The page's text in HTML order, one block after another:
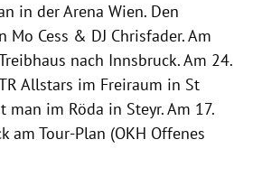
in der Arena Wien. Den
Cess & DJ Chrisfader. Am
nach Innsbruck. Am 24.
Allstars im Freiraum in St
man im Röda in Steyr. Am 17.
am Tour-Plan (OKH Offenes